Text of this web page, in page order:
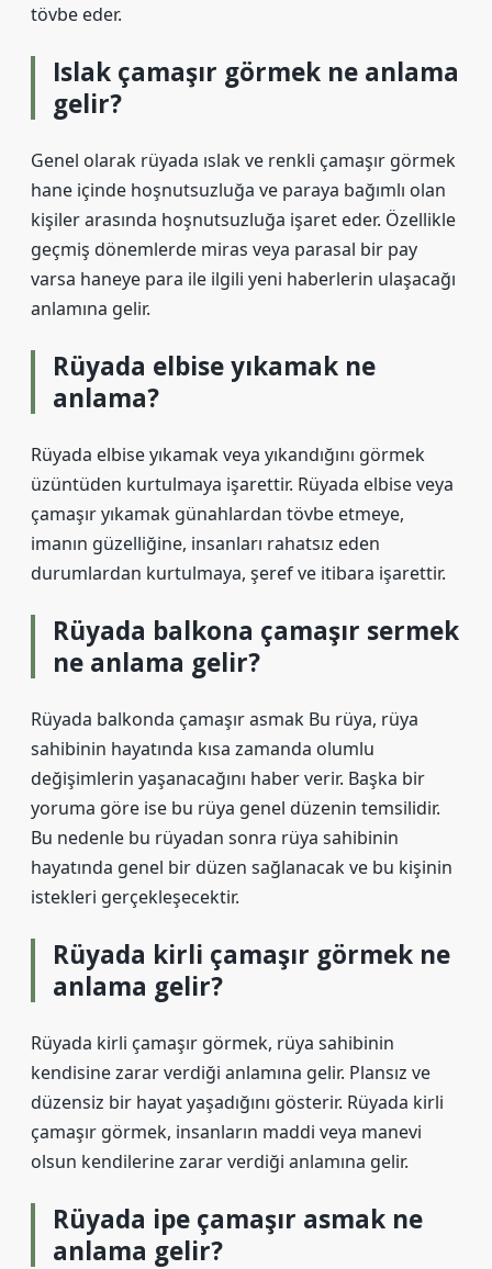
tövbe eder.
Islak çamaşır görmek ne anlama
gelir?
Genel olarak rüyada ıslak ve renkli çamaşır görmek
hane içinde hoşnutsuzluğa ve paraya bağımlı olan
kişiler arasında hoşnutsuzluğa işaret eder. Özellikle
geçmiş dönemlerde miras veya parasal bir pay
varsa haneye para ile ilgili yeni haberlerin ulaşacağı
anlamına gelir.
Rüyada elbise yıkamak ne
anlama?
Rüyada elbise yıkamak veya yıkandığını görmek
üzüntüden kurtulmaya işarettir. Rüyada elbise veya
çamaşır yıkamak günahlardan tövbe etmeye,
imanın güzelliğine, insanları rahatsız eden
durumlardan kurtulmaya, şeref ve itibara işarettir.
Rüyada balkona çamaşır sermek
ne anlama gelir?
Rüyada balkonda çamaşır asmak Bu rüya, rüya
sahibinin hayatında kısa zamanda olumlu
değişimlerin yaşanacağını haber verir. Başka bir
yoruma göre ise bu rüya genel düzenin temsilidir.
Bu nedenle bu rüyadan sonra rüya sahibinin
hayatında genel bir düzen sağlanacak ve bu kişinin
istekleri gerçekleşecektir.
Rüyada kirli çamaşır görmek ne
anlama gelir?
Rüyada kirli çamaşır görmek, rüya sahibinin
kendisine zarar verdiği anlamına gelir. Plansız ve
düzensiz bir hayat yaşadığını gösterir. Rüyada kirli
çamaşır görmek, insanların maddi veya manevi
olsun kendilerine zarar verdiği anlamına gelir.
Rüyada ipe çamaşır asmak ne
anlama gelir?